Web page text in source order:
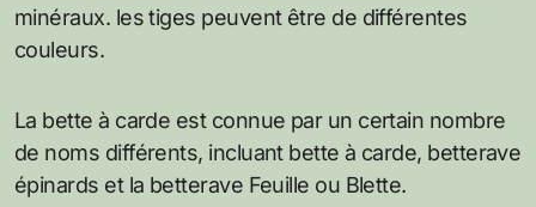
minéraux. les tiges peuvent être de différentes
couleurs.
La bette à carde est connue par un certain nombre
de noms différents, incluant bette à carde, betterave
épinards et la betterave Feuille ou Blette.